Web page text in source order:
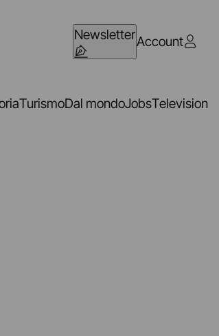
NewsletterAccount
TurismoDal mondoJobsTelevision